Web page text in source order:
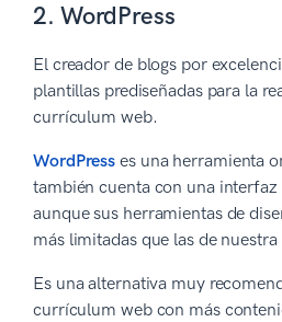
2. WordPress
El creador de blogs por
plantillas prediseñadas para la
currículum web.
WordPress es una herramienta
también cuenta con una
aunque sus herramientas de
más limitadas que las de
Es una alternativa muy
currículum web con más